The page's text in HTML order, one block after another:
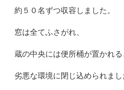
約５０名ずつ収容しました。
窓は全てふさがれ、
蔵の中央には便所桶が置かれる
劣悪な環境に閉じ込められまし